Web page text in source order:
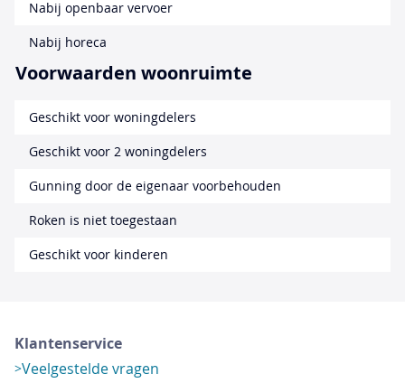
Nabij openbaar vervoer
Nabij horeca
Voorwaarden woonruimte
Geschikt voor woningdelers
Geschikt voor 2 woningdelers
Gunning door de eigenaar voorbehouden
Roken is niet toegestaan
Geschikt voor kinderen
Klantenservice
Veelgestelde vragen